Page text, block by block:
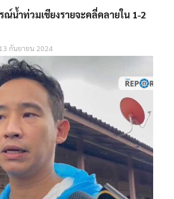
ณ์น้ำท่วมเชียงรายจะคลี่คลายใน 1-2
13 กันยายน 2024